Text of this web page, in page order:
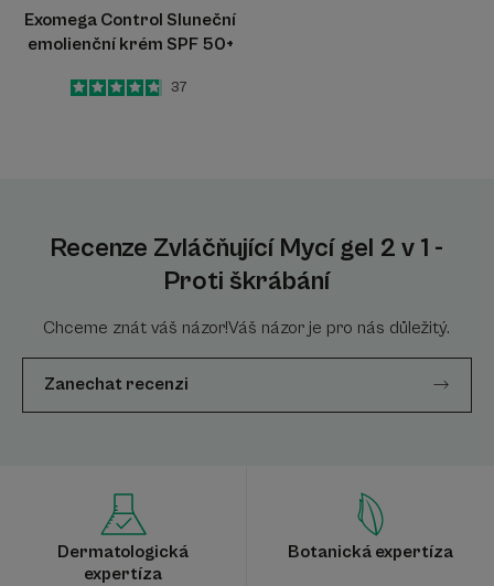
Exomega Control Sluneční
emolienční krém SPF 50+
4.8
/
5
37
Recenze Zvláčňující Mycí gel 2 v 1 -
Proti škrábání
Chceme znát váš názor!Váš názor je pro nás důležitý.
Zanechat recenzi
Dermatologická
expertíza
Botanická expertíza